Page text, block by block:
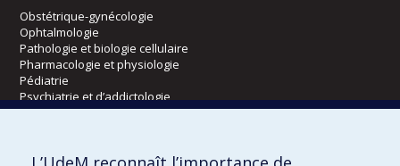
Obstétrique-gynécologie
Ophtalmologie
Pathologie et biologie cellulaire
Pharmacologie et physiologie
Pédiatrie
Psychiatrie et d’addictologie
Radiologie, radio-oncologie et médecine nucléaire